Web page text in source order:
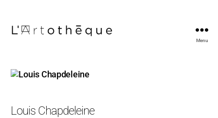
Menu
Louis Chapdeleine